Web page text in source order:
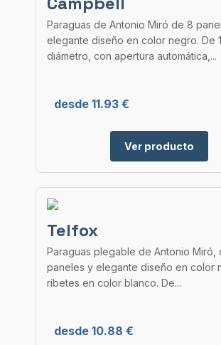
Paraguas de Antonio Miró de 8
elegante diseño en color negro. De
diámetro, con apertura automática,...
desde 11.93 €
Ver producto
Telfox
Paraguas plegable de Antonio Miró,
paneles y elegante diseño en color
ribetes en color blanco. De...
desde 10.88 €